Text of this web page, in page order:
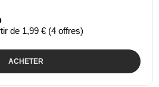
de 1,99 € (4 offres)
ACHETER